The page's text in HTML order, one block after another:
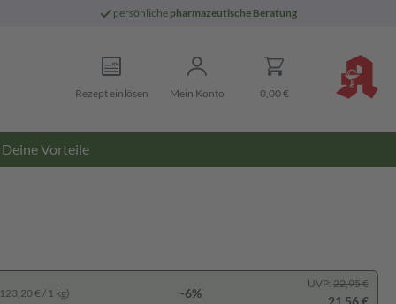
persönliche pharmazeutische Beratung
Rezept einlösen Mein Konto 0,00 €
Deine Vorteile
€ / 1 kg) -6%
UVP: 22,95 €
21,56 €